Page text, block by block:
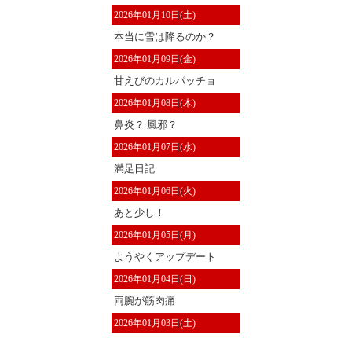
2026年01月10日(土)
本当に雪は降るのか？
2026年01月09日(金)
甘えびのカルパッチョ
2026年01月08日(木)
鼻炎？ 風邪？
2026年01月07日(水)
満足日記
2026年01月06日(火)
あと少し！
2026年01月05日(月)
ようやくアップデート
2026年01月04日(日)
両腕が筋肉痛
2026年01月03日(土)